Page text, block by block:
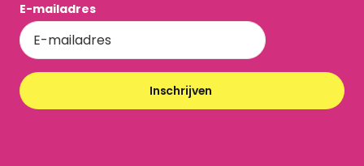
E-mailadres
Inschrijven